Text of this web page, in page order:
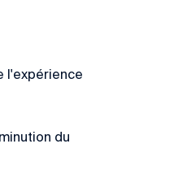
l'expérience
du